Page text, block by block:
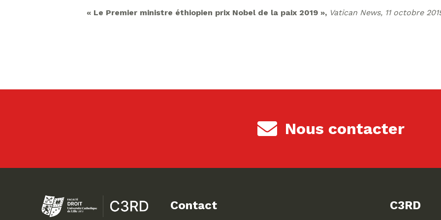
« Le Premier ministre éthiopien prix Nobel de la paix 2019 », Vatican News, 11 octobre
Nous contacter
Contact C3RD